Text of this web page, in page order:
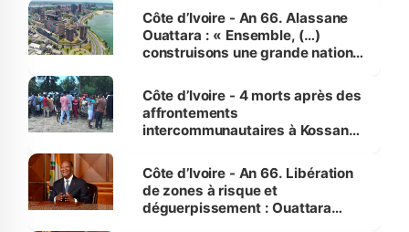
enfants
Côte d’Ivoire - An 66. Alassane
Ouattara : « Ensemble, (…)
construisons une grande nation
générations futures »
Côte d’Ivoire - 4 morts après des
affrontements
intercommunautaires à Kossandji
milieu des sinistrés
Côte d’Ivoire - An 66. Libération
de zones à risque et
déguerpissement : Ouattara